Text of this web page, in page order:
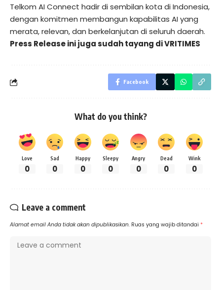
Telkom AI Connect hadir di sembilan kota di Indonesia,
dengan komitmen membangun kapabilitas AI yang
merata, relevan, dan berkelanjutan di seluruh daerah.
Press Release ini juga sudah tayang diVRITIMES
Facebook
What do you think?
Love
0
Sad
0
Happy
0
Sleepy
0
Angry
0
Dead
0
Wink
0
Leave a comment
Alamat email Anda tidak akan dipublikasikan. Ruas yang wajib ditandai *